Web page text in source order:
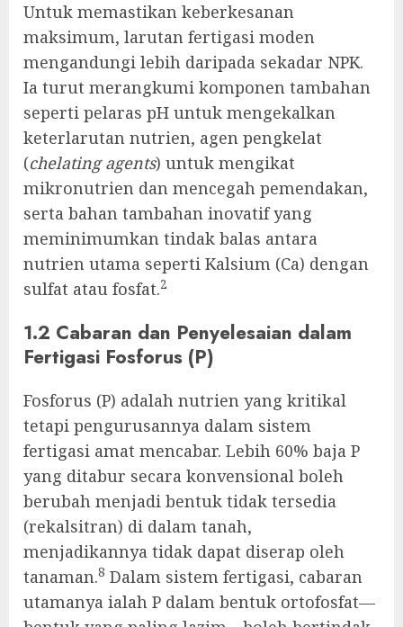
Untuk memastikan keberkesanan
maksimum, larutan fertigasi moden
mengandungi lebih daripada sekadar NPK.
Ia turut merangkumi komponen tambahan
seperti pelaras pH untuk mengekalkan
keterlarutan nutrien, agen pengkelat
(chelating agents) untuk mengikat
mikronutrien dan mencegah pemendakan,
serta bahan tambahan inovatif yang
meminimumkan tindak balas antara
nutrien utama seperti Kalsium (Ca) dengan
sulfat atau fosfat.2
1.2 Cabaran dan Penyelesaian dalam
Fertigasi Fosforus (P)
Fosforus (P) adalah nutrien yang kritikal
tetapi pengurusannya dalam sistem
fertigasi amat mencabar. Lebih 60% baja P
yang ditabur secara konvensional boleh
berubah menjadi bentuk tidak tersedia
(rekalsitran) di dalam tanah,
menjadikannya tidak dapat diserap oleh
tanaman.8 Dalam sistem fertigasi, cabaran
utamanya ialah P dalam bentuk ortofosfat—